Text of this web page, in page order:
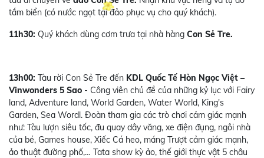
tắm biển (có nước ngọt tại đảo phục vụ cho quý khách).
11h30: Quý khách dùng cơm trưa tại nhà hàng Con Sẻ Tre.
13h00: Tàu rời Con Sẻ Tre đến KDL Quốc Tế Hòn Ngọc Việt –
Vinwonders 5 Sao - Công viên chủ đề của những kỷ lục với Fairy
land, Adventure land, World Garden, Water World, King's
Garden, Sea Wordl. Đoàn tham gia các trò chơi cảm giác mạnh
như: Tàu lượn siêu tốc, đu quay dây văng, xe điện đụng, ngôi nhà
của bé, Games house, Xiếc Cá heo, máng Trượt cảm giác mạnh,
ảo thuật đường phố,… Tata show kỳ ảo, thế giới thực vật 5 châu